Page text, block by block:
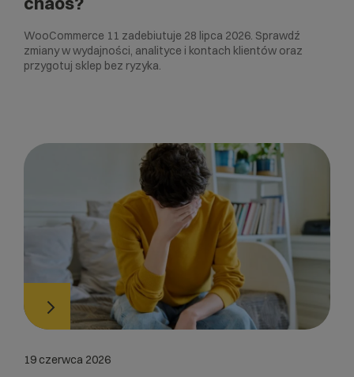
WooCommerce 11 zadebiutuje 28 lipca 2026. Sprawdź
zmiany w wydajności, analityce i kontach klientów oraz
przygotuj sklep bez ryzyka.
19 czerwca 2026